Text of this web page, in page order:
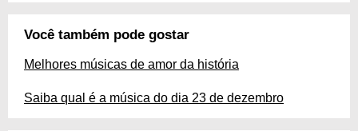
Você também pode gostar
Melhores músicas de amor da história
Saiba qual é a música do dia 23 de dezembro